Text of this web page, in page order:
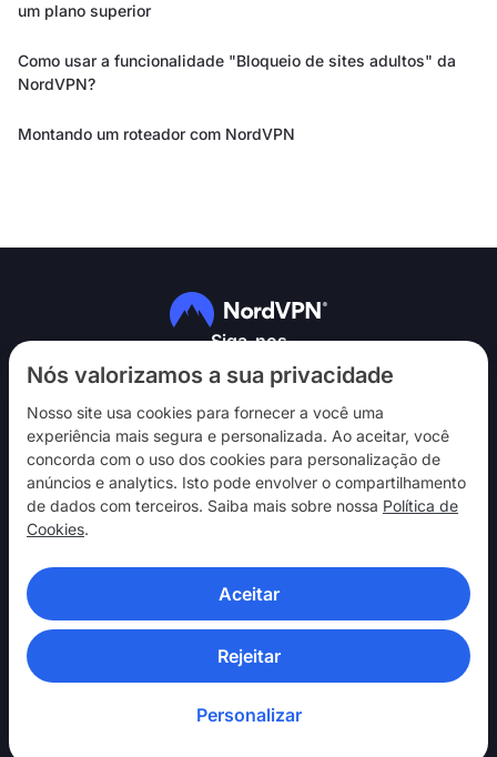
Nós valorizamos a sua privacidade
Nosso site usa cookies para fornecer a você uma
experiência mais segura e personalizada. Ao aceitar, você
concorda com o uso dos cookies para personalização de
anúncios e analytics. Isto pode envolver o compartilhamento
de dados com terceiros. Saiba mais sobre nossa Política de
Cookies.
Aceitar
Rejeitar
Personalizar
um plano superior
Como usar a funcionalidade "Bloqueio de sites adultos" da
NordVPN?
Montando um roteador com NordVPN
Siga-nos
NordVPN
Interaja
Ajuda
Descubra
APLICATIVOS DE VPN
© 2026 Nord Security. Todos os direitos reservados